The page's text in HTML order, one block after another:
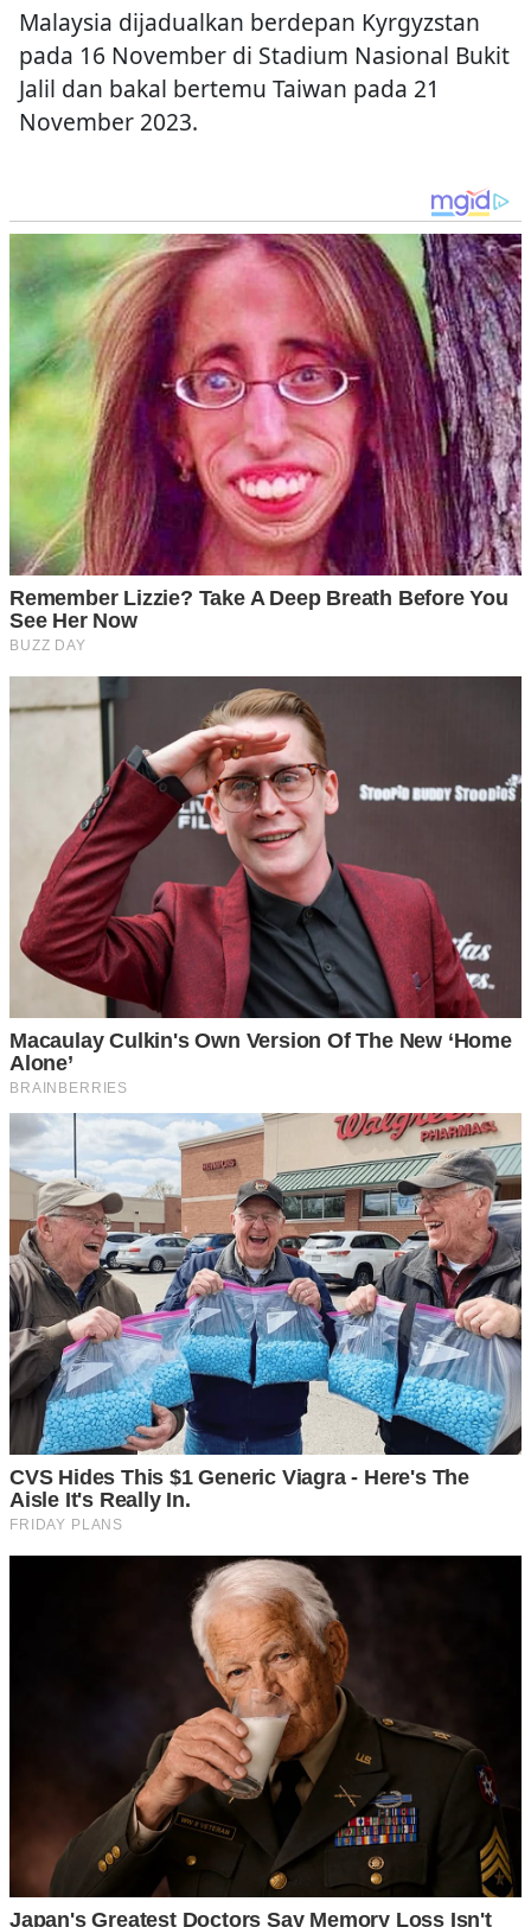
Malaysia dijadualkan berdepan Kyrgyzstan
pada 16 November di Stadium Nasional Bukit
Jalil dan bakal bertemu Taiwan pada 21
November 2023.